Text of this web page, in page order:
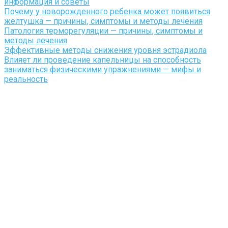
информация и советы
Почему у новорожденного ребенка может появиться
желтушка — причины, симптомы и методы лечения
Патология терморегуляции — причины, симптомы и
методы лечения
Эффективные методы снижения уровня эстрадиола
Влияет ли проведение капельницы на способность
заниматься физическими упражнениями — мифы и
реальность